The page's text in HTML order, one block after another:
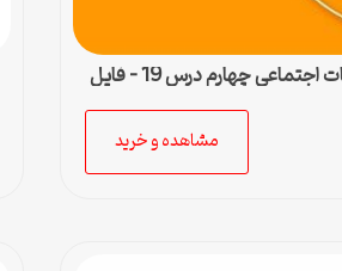
طرح درس مطالعات اجتماعی چهارم درس 19 – فایل
مشاهده و خرید